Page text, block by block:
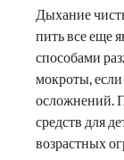
Дыхание
пить все еще
способами
мокроты, если
осложнений.
средств для
возрастных